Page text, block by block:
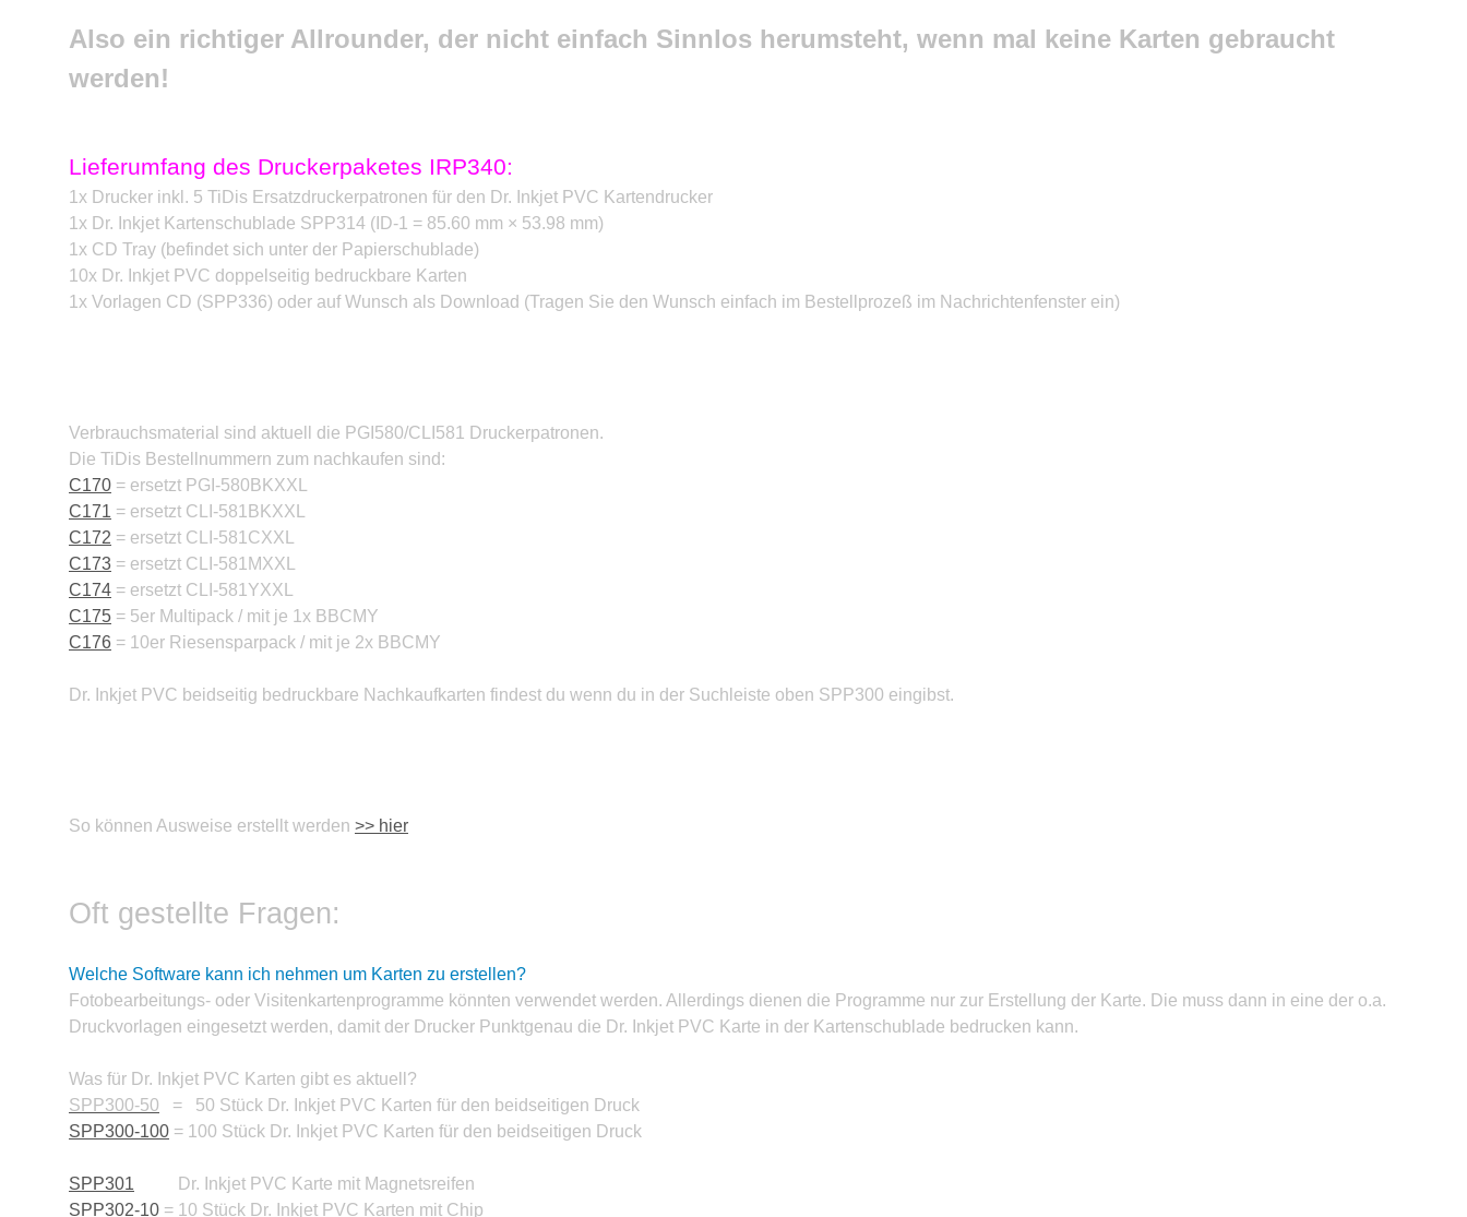
Also ein richtiger Allrounder, der nicht einfach Sinnlos herumsteht, wenn mal keine Karten gebraucht
werden!
Lieferumfang des Druckerpaketes IRP340:
1x Drucker inkl. 5 TiDis Ersatzdruckerpatronen für den Dr. Inkjet PVC Kartendrucker
1x Dr. Inkjet Kartenschublade SPP314 (ID-1 = 85.60 mm × 53.98 mm)
1x CD Tray (befindet sich unter der Papierschublade)
10x Dr. Inkjet PVC doppelseitig bedruckbare Karten
1x Vorlagen CD (SPP336) oder auf Wunsch als Download (Tragen Sie den Wunsch einfach im Bestellprozeß im Nachrichtenfenster ein)
Verbrauchsmaterial sind aktuell die PGI580/CLI581 Druckerpatronen.
Die TiDis Bestellnummern zum nachkaufen sind:
C170 = ersetzt PGI-580BKXXL
C171 = ersetzt CLI-581BKXXL
C172 = ersetzt CLI-581CXXL
C173 = ersetzt CLI-581MXXL
C174 = ersetzt CLI-581YXXL
C175 = 5er Multipack / mit je 1x BBCMY
C176 = 10er Riesensparpack / mit je 2x BBCMY
Dr. Inkjet PVC beidseitig bedruckbare Nachkaufkarten findest du wenn du in der Suchleiste oben SPP300 eingibst.
So können Ausweise erstellt werden >> hier
Oft gestellte Fragen:
Welche Software kann ich nehmen um Karten zu erstellen?
Fotobearbeitungs- oder Visitenkartenprogramme könnten verwendet werden. Allerdings dienen die Programme nur zur Erstellung der Karte. Die muss dann in eine der o.a.
Druckvorlagen eingesetzt werden, damit der Drucker Punktgenau die Dr. Inkjet PVC Karte in der Kartenschublade bedrucken kann.
Was für Dr. Inkjet PVC Karten gibt es aktuell?
SPP300-50 = 50 Stück Dr. Inkjet PVC Karten für den beidseitigen Druck
SPP300-100 = 100 Stück Dr. Inkjet PVC Karten für den beidseitigen Druck
SPP301 Dr. Inkjet PVC Karte mit Magnetsreifen
SPP302-10 = 10 Stück Dr. Inkjet PVC Karten mit Chip